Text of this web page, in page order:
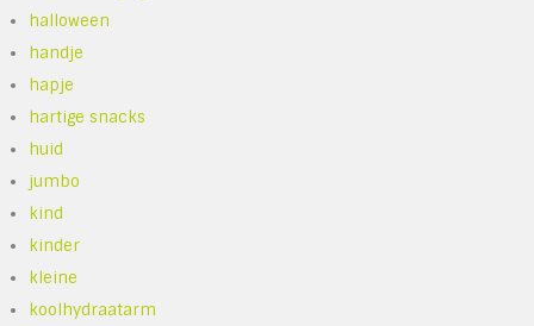
halloween
handje
hapje
hartige snacks
huid
jumbo
kind
kinder
kleine
koolhydraatarm